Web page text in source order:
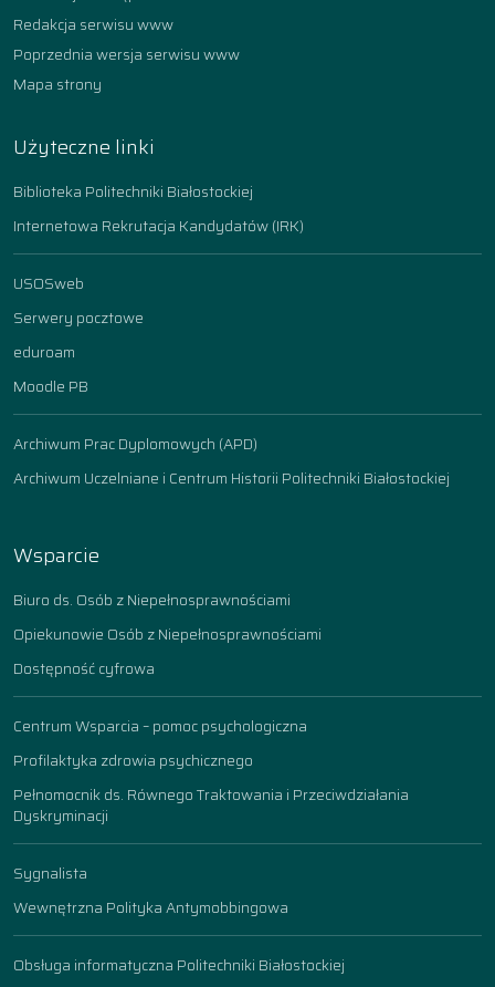
Redakcja serwisu www
Poprzednia wersja serwisu www
Mapa strony
Użyteczne linki
Biblioteka Politechniki Białostockiej
Internetowa Rekrutacja Kandydatów (IRK)
USOSweb
Serwery pocztowe
eduroam
Moodle PB
Archiwum Prac Dyplomowych (APD)
Archiwum Uczelniane i Centrum Historii Politechniki Białostockiej
Wsparcie
Biuro ds. Osób z Niepełnosprawnościami
Opiekunowie Osób z Niepełnosprawnościami
Dostępność cyfrowa
Centrum Wsparcia – pomoc psychologiczna
Profilaktyka zdrowia psychicznego
Pełnomocnik ds. Równego Traktowania i Przeciwdziałania
Dyskryminacji
Sygnalista
Wewnętrzna Polityka Antymobbingowa
Obsługa informatyczna Politechniki Białostockiej